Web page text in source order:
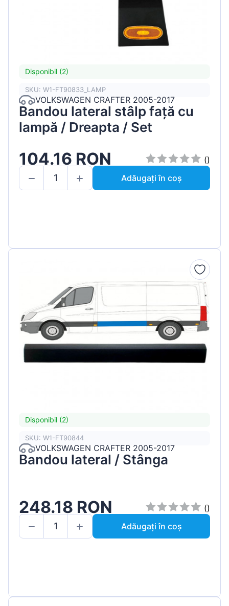
Disponibil (2)
SKU: W1-FT90833_LAMP
VOLKSWAGEN CRAFTER 2005-2017
Bandou lateral stâlp față cu
lampă / Dreapta / Set
104.16 RON
()
Adăugați în coș
Disponibil (2)
SKU: W1-FT90844
VOLKSWAGEN CRAFTER 2005-2017
Bandou lateral / Stânga
248.18 RON
()
Adăugați în coș